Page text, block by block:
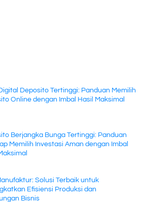
Deposito Tertinggi: Panduan Memilih
Online dengan Imbal Hasil Maksimal
Berjangka Bunga Tertinggi: Panduan
Memilih Investasi Aman dengan Imbal
Solusi Terbaik untuk
Efisiensi Produksi dan
Bisnis